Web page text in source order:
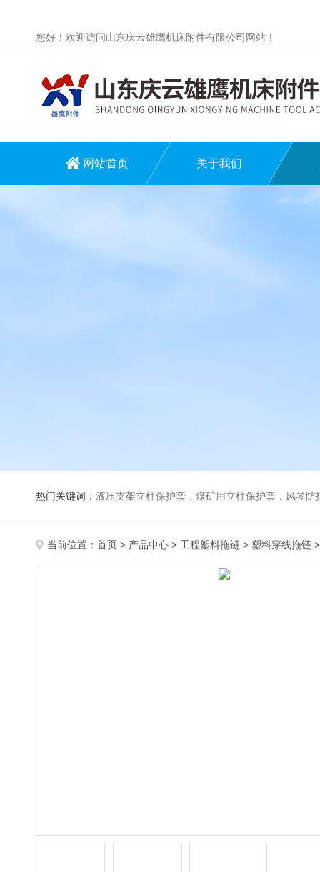
您好！欢迎访问山东庆云雄鹰机床附件有限公司网站！
网站首页 关于我们
热门关键词： 液压支架立柱保护套，煤矿用立柱保护套，风琴
当前位置： 首页 > 产品中心 > 工程塑料拖链 > 塑料穿线拖链